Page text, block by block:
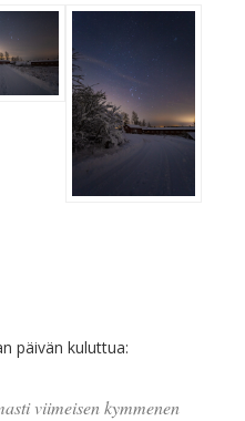
päivän kuluttua:
viimeisen kymmenen